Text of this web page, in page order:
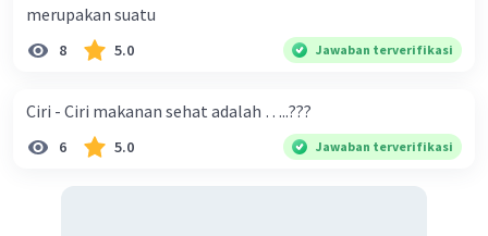
merupakan suatu
8 5.0 Jawaban terverifikasi
Ciri - Ciri makanan sehat adalah …..???
6 5.0 Jawaban terverifikasi